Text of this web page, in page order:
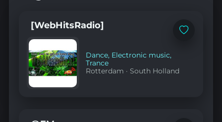
Add
[WebHitsRadio]
Dance, Electronic music,
Trance
Rotterdam · South Holland